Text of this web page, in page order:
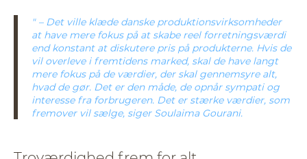
– Det ville klæde danske produktionsvirksomheder
at have mere fokus på at skabe reel forretningsværdi
end konstant at diskutere pris på produkterne. Hvis de
vil overleve i fremtidens marked, skal de have langt
mere fokus på de værdier, der skal gennemsyre alt,
hvad de gør. Det er den måde, de opnår sympati og
interesse fra forbrugeren. Det er stærke værdier, som
fremover vil sælge, siger Soulaima Gourani.